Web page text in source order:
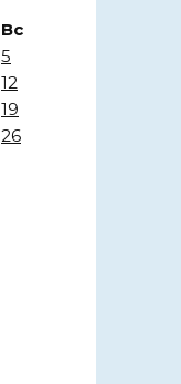
Вс
5
12
19
26